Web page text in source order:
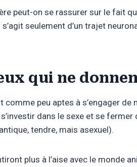
peut-on se rassurer sur le fait
seulement d’un trajet
qui ne
comme peu aptes à s’engager
dans le sexe et se
tendre, mais asexuel).
plus à l’aise avec le monde